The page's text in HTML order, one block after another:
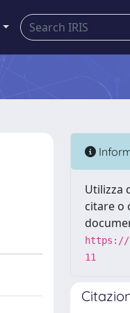
Utilizza
citare o
https://
11